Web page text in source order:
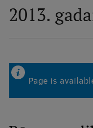
How to find us
Mobile
galvenā
izvēlne
Study Here
2013.
Page is